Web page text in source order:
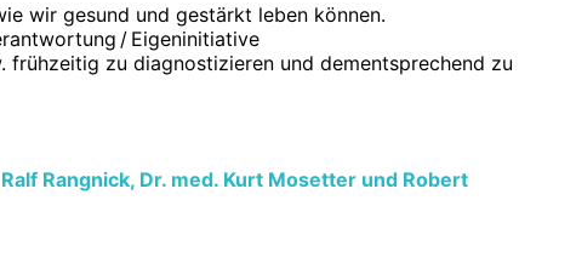
wir gesund und gestärkt leben können.
/ Eigeninitiative
frühzeitig zu diagnostizieren und dementsprechend zu
Rangnick, Dr. med. Kurt Mosetter und Robert